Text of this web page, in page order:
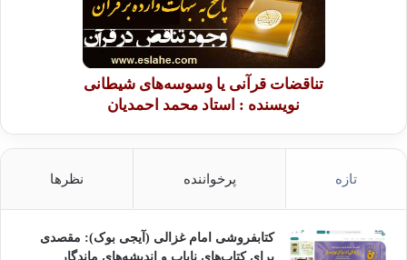
تناقضات قرآنی یا وسوسه‌های شیطانی
نویسنده : استاد محمد احمدیان
تازه پرخواننده نظرها
کتابفروشی امام غزالی (آیجی بوک): مقصدی
برای کتاب‌های نایاب و اندیشه‌های ماندگار